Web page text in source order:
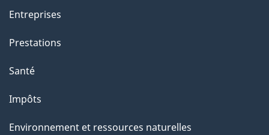
a
g
e
Entreprises
Prestations
Santé
Impôts
Environnement et ressources naturelles